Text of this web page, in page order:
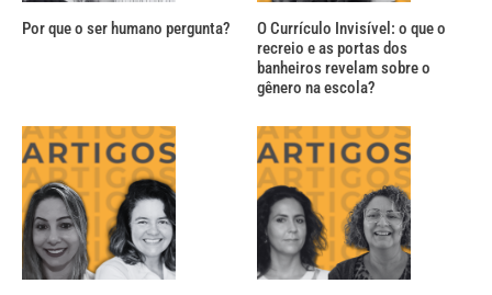
Por que o ser humano pergunta?
O Currículo Invisível: o que o
recreio e as portas dos
banheiros revelam sobre o
gênero na escola?